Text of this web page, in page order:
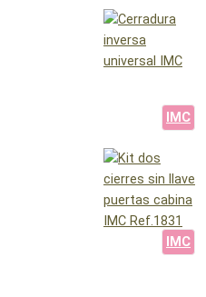
IMC
IMC